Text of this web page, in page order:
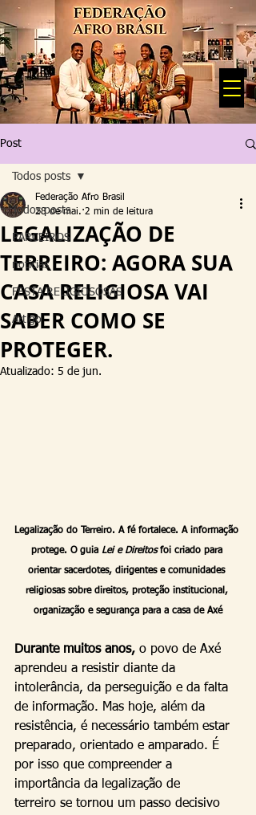
Post
Todos posts
PARCEIROS
noticias
FESTA RELIGIOSOSAS
Artigo
Todos posts
LEGALIZAÇÃO DE
TERREIRO: AGORA SUA
CASA RELIGIOSA VAI
SABER COMO SE
PROTEGER.
Federação Afro Brasil
28 de mai. 2 min de leitura
Atualizado: 5 de jun.
Legalização do Terreiro. A fé fortalece. A informação
protege. O guia Lei e Direitos foi criado para
orientar sacerdotes, dirigentes e comunidades
religiosas sobre direitos, proteção institucional,
organização e segurança para a casa de Axé
Durante muitos anos, o povo de Axé
aprendeu a resistir diante da
intolerância, da perseguição e da falta
de informação. Mas hoje, além da
resistência, é necessário também estar
preparado, orientado e amparado. É
por isso que compreender a
importância da legalização de
terreiro se tornou um passo decisivo